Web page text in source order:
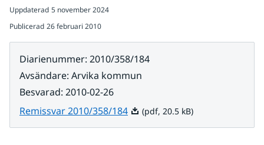
Uppdaterad 5 november 2024
Publicerad 26 februari 2010
Diarienummer: 2010/358/184
Avsändare: Arvika kommun
Besvarad: 2010-02-26
Remissvar 2010/358/184Pdf, 20.5 kB.
(pdf, 20.5 kB)